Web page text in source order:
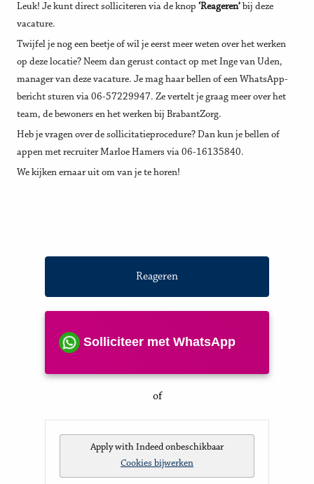
Leuk! Je kunt direct solliciteren via de knop ‘Reageren’ bij deze
vacature.
Twijfel je nog een beetje of wil je eerst meer weten over het werken
op deze locatie? Neem dan gerust contact op met Inge van Uden,
manager van deze vacature. Je mag haar bellen of een WhatsApp-
bericht sturen via 06-57229947. Ze vertelt je graag meer over het
team, de bewoners en het werken bij BrabantZorg.
Heb je vragen over de sollicitatieprocedure? Dan kun je bellen of
appen met recruiter Marloe Hamers via 06-16135840.
We kijken ernaar uit om van je te horen!
Reageren
Solliciteer met WhatsApp
of
Apply with Indeed onbeschikbaar
Cookies bijwerken